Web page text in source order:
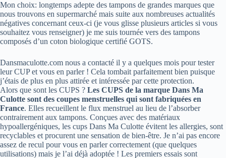
Mon choix: longtemps adepte des tampons de grandes marques que
nous trouvons en supermarché mais suite aux nombreuses actualités
négatives concernant ceux-ci (je vous glisse plusieurs articles si vous
souhaitez vous renseigner) je me suis tournée vers des tampons
composés d’un coton biologique certifié GOTS.
Dansmaculotte.com nous a contacté il y a quelques mois pour tester
leur CUP et vous en parler ! Cela tombait parfaitement bien puisque
j’étais de plus en plus attirée et intéressée par cette protection.
Alors que sont les CUPS ? Les CUPS de la marque Dans Ma
Culotte sont des coupes menstruelles qui sont fabriquées en
France. Elles recueillent le flux menstruel au lieu de l’absorber
contrairement aux tampons. Conçues avec des matériaux
hypoallergéniques, les cups Dans Ma Culotte évitent les allergies, sont
recyclables et procurent une sensation de bien-être. Je n’ai pas encore
assez de recul pour vous en parler correctement (que quelques
utilisations) mais je l’ai déjà adoptée ! Les premiers essais sont